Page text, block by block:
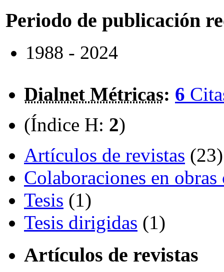
Periodo de publicación
1988 - 2024
Dialnet Métricas: 6
(Índice H: 2)
Artículos de revistas (23)
Colaboraciones en
Tesis (1)
Tesis dirigidas (1)
Artículos de revistas